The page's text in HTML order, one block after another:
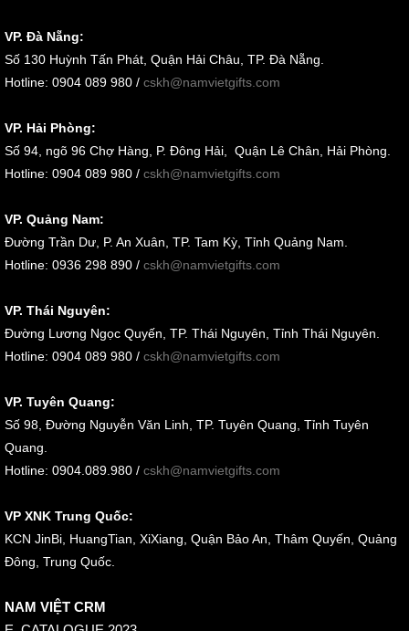
VP. Đà Nẵng:
Số 130 Huỳnh Tấn Phát, Quận Hải Châu, TP. Đà Nẵng
Hotline: 0904 089 980 / cskh@namvietgifts.com
VP. Hải Phòng:
Số 94, ngõ 96 Chợ Hàng, P. Đông Hải, Quận Lê Chân, Hải Phòng
Hotline: 0904 089 980 / cskh@namvietgifts.com
VP. Quảng Nam:
Đường Trần Dư, P. An Xuân, TP. Tam Kỳ, Tỉnh Quảng Nam
Hotline: 0936 298 890 / cskh@namvietgifts.com
VP. Thái Nguyên:
Đường Lương Ngọc Quyến, TP. Thái Nguyên, Tỉnh Thái Nguyên.
Hotline: 0904 089 980 / cskh@namvietgifts.com
VP. Tuyên Quang:
Số 98, Đường Nguyễn Văn Linh, TP. Tuyên Quang, Tỉnh Tuyên
Quang.
Hotline: 0904.089.980 / cskh@namvietgifts.com
VP XNK Trung Quốc:
KCN JinBi, HuangTian, XiXiang, Quận Bảo An, Thâm Quyến, Quảng
Đông, Trung Quốc.
NAM VIỆT CRM